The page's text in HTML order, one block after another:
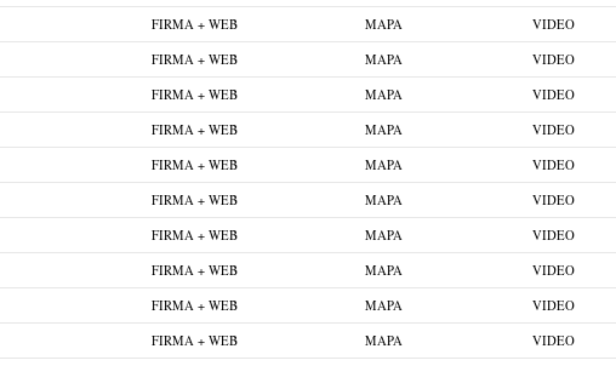
FIRMA + WEB MAPA VIDEO
FIRMA + WEB MAPA VIDEO
FIRMA + WEB MAPA VIDEO
FIRMA + WEB MAPA VIDEO
FIRMA + WEB MAPA VIDEO
FIRMA + WEB MAPA VIDEO
FIRMA + WEB MAPA VIDEO
FIRMA + WEB MAPA VIDEO
FIRMA + WEB MAPA VIDEO
FIRMA + WEB MAPA VIDEO